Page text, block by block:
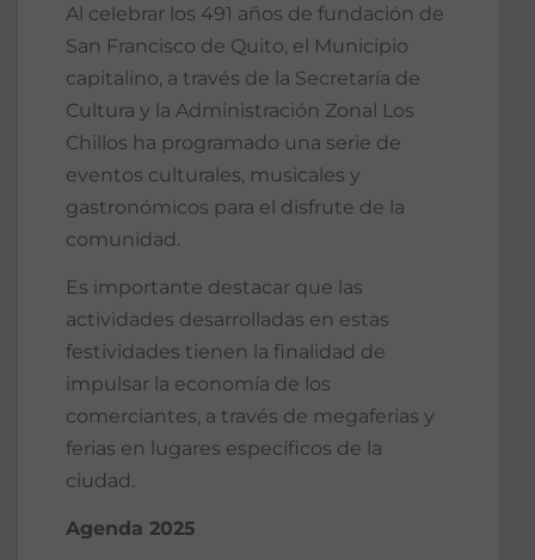
Al celebrar los 491 años de fundación de
San Francisco de Quito, el Municipio
capitalino, a través de la Secretaría de
Cultura y la Administración Zonal Los
Chillos ha programado una serie de
eventos culturales, musicales y
gastronómicos para el disfrute de la
comunidad.
Es importante destacar que las
actividades desarrolladas en estas
festividades tienen la finalidad de
impulsar la economía de los
comerciantes, a través de megaferias y
ferias en lugares específicos de la
ciudad.
Agenda 2025